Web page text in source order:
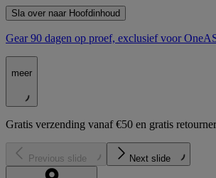
Sla over naar Hoofdinhoud
Gear 90 dagen op proef, exclusief voor
meer
Gratis verzending vanaf €50 en gratis
Previous slide Next slide